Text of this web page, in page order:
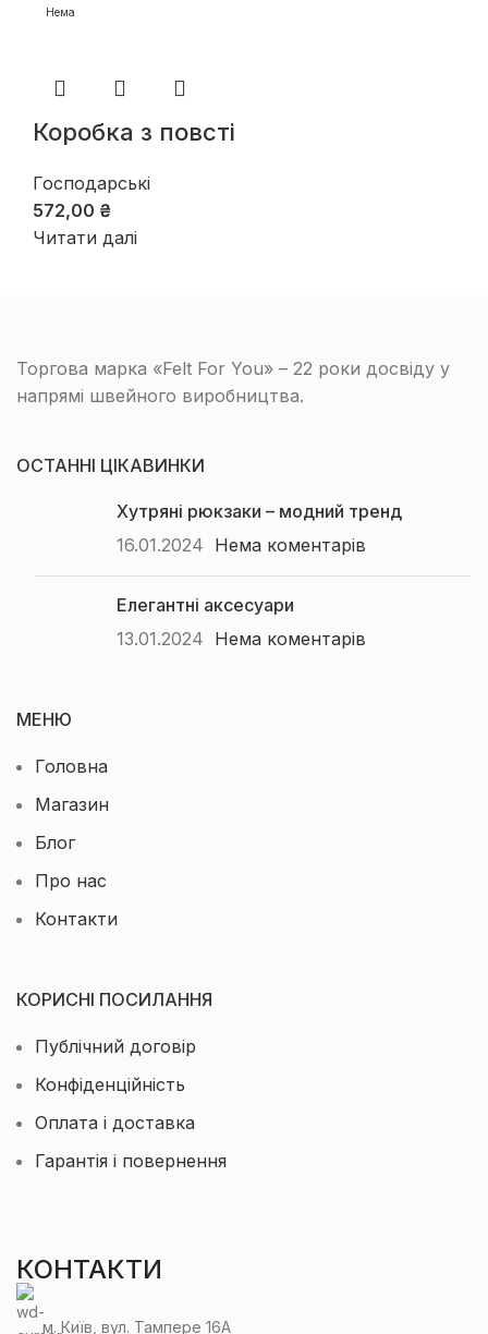
Нема
Коробка з повсті
Господарські
572,00 ₴
Читати далі
Торгова марка «Felt For You» – 22 роки досвіду у
напрямі швейного виробництва.
ОСТАННІ ЦІКАВИНКИ
Хутряні рюкзаки – модний тренд
16.01.2024 Нема коментарів
Елегантні аксесуари
13.01.2024 Нема коментарів
МЕНЮ
Головна
Магазин
Блог
Про нас
Контакти
КОРИСНІ ПОСИЛАННЯ
Публічний договір
Конфіденційність
Оплата і доставка
Гарантія і повернення
КОНТАКТИ
м. Київ, вул. Тампере 16А